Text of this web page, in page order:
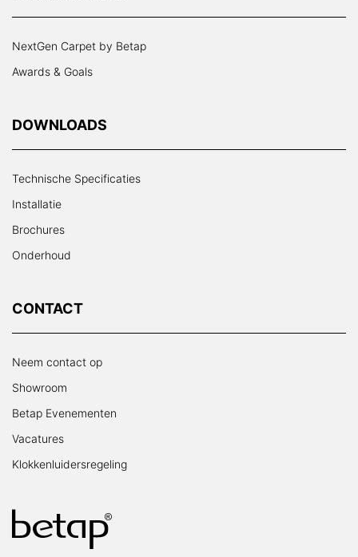
NextGen Carpet by Betap
Awards & Goals
DOWNLOADS
Technische Specificaties
Installatie
Brochures
Onderhoud
CONTACT
Neem contact op
Showroom
Betap Evenementen
Vacatures
Klokkenluidersregeling